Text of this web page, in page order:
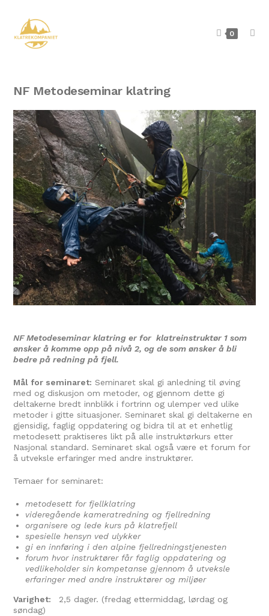
0
NF Metodeseminar klatring
NF Metodeseminar klatring er for klatreinstruktør 1 som
ønsker å komme opp på nivå 2, og de som ønsker å bli
bedre på redning på fjell.
Mål for seminaret: Seminaret skal gi anledning til øving
med og diskusjon om metoder, og gjennom dette gi
deltakerne bredt innblikk i fortrinn og ulemper ved ulike
metoder i gitte situasjoner. Seminaret skal gi deltakerne en
gjensidig, faglig oppdatering og bidra til at et enhetlig
metodesett praktiseres likt på alle instruktørkurs etter
Nasjonal standard. Seminaret skal også være et forum for
å utveksle erfaringer med andre instruktører.
Temaer for seminaret:
metodesett for fjellklatring
videregående kameratredning og fjellredning
organisere og lede kurs på klatrefjell
spesielle hensyn ved ulykker
gi en innføring i den alpine fjellredningstjenesten
forum hvor instruktører får faglig oppdatering og
vedlikeholder sin kompetanse gjennom å utveksle
erfaringer med andre instruktører og miljøer
Varighet:
2,5 dager. (fredag ettermiddag, lørdag og
søndag)